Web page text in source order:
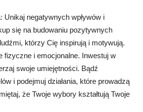
Unikaj negatywnych wpływów i
się na budowaniu pozytywnych
którzy Cię inspirują i motywują.
fizyczne i emocjonalne. Inwestuj w
swoje umiejętności. Bądź
i podejmuj działania, które prowadzą
że Twoje wybory kształtują Twoje